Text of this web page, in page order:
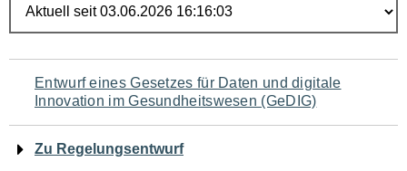
Navigation
für
den
Entwurf eines Gesetzes für Daten und digitale
Innovation im Gesundheitswesen (GeDIG)
Zu Regelungsentwurf